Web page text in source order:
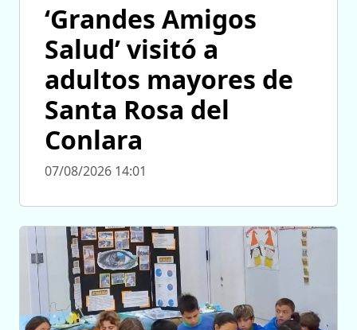
‘Grandes Amigos
Salud’ visitó a
adultos mayores de
Santa Rosa del
Conlara
07/08/2026 14:01